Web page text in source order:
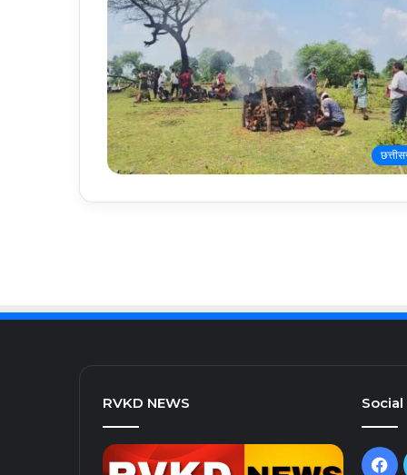
RVKD NEWS